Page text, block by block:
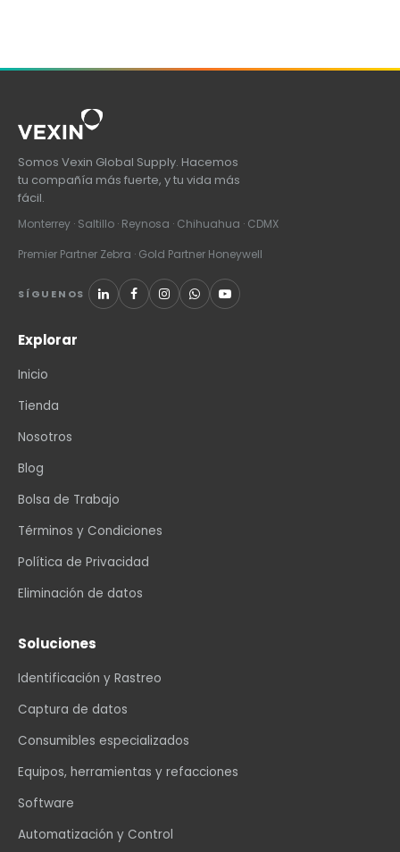
Somos Vexin Global Supply. Hacemos
tu compañía más fuerte, y tu vida más
fácil.
Monterrey · Saltillo · Reynosa · Chihuahua · CDMX
Premier Partner Zebra · Gold Partner Honeywell
SÍGUENOS
Explorar
Inicio
Tienda
Nosotros
Blog
Bolsa de Trabajo
Términos y Condiciones
Política de Privacidad
Eliminación de datos
Soluciones
Identificación y Rastreo
Captura de datos
Consumibles especializados
Equipos, herramientas y refacciones
Software
Automatización y Control